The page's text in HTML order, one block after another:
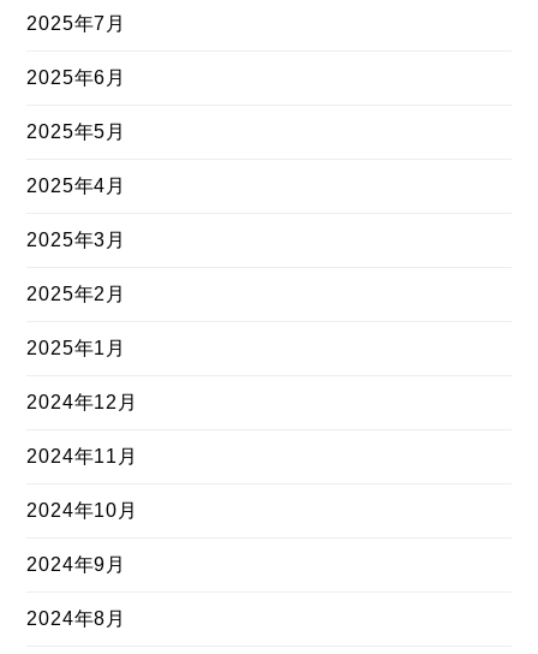
2025年7月
2025年6月
2025年5月
2025年4月
2025年3月
2025年2月
2025年1月
2024年12月
2024年11月
2024年10月
2024年9月
2024年8月